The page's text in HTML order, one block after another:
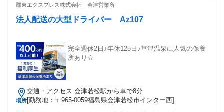
郡東エクスプレス株式会社 会津営業所
法人配送の大型ドライバー Az107
完全週休2日♪年休125日♪草津温泉に人気の保養
所あり☆
場所
交通・アクセス 会津若松駅から車で8分
[勤務地：〒965-0059福島県会津若松市インター西]